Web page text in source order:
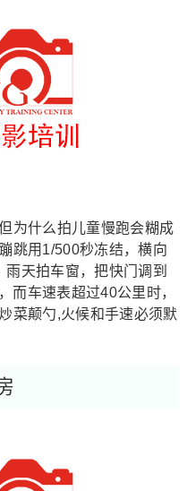
为什么拍儿童慢跑会糊成
跳用1/500秒冻结，横向
天拍车窗，把快门调到
而车速表超过40公里时，
菜颠勺,火候和手速必须默